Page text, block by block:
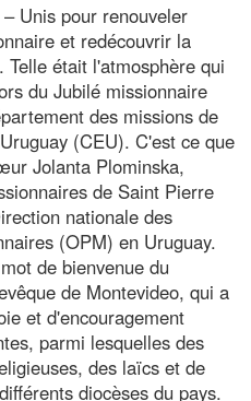
Unis pour renouveler
et redécouvrir la
était l'atmosphère qui
du Jubilé missionnaire
des missions de
(CEU). C'est ce que
Jolanta Plominska,
de Saint Pierre
nationale des
(OPM) en Uruguay.
de bienvenue du
de Montevideo, qui a
et d'encouragement
parmi lesquelles des
des laïcs et de
diocèses du pays.